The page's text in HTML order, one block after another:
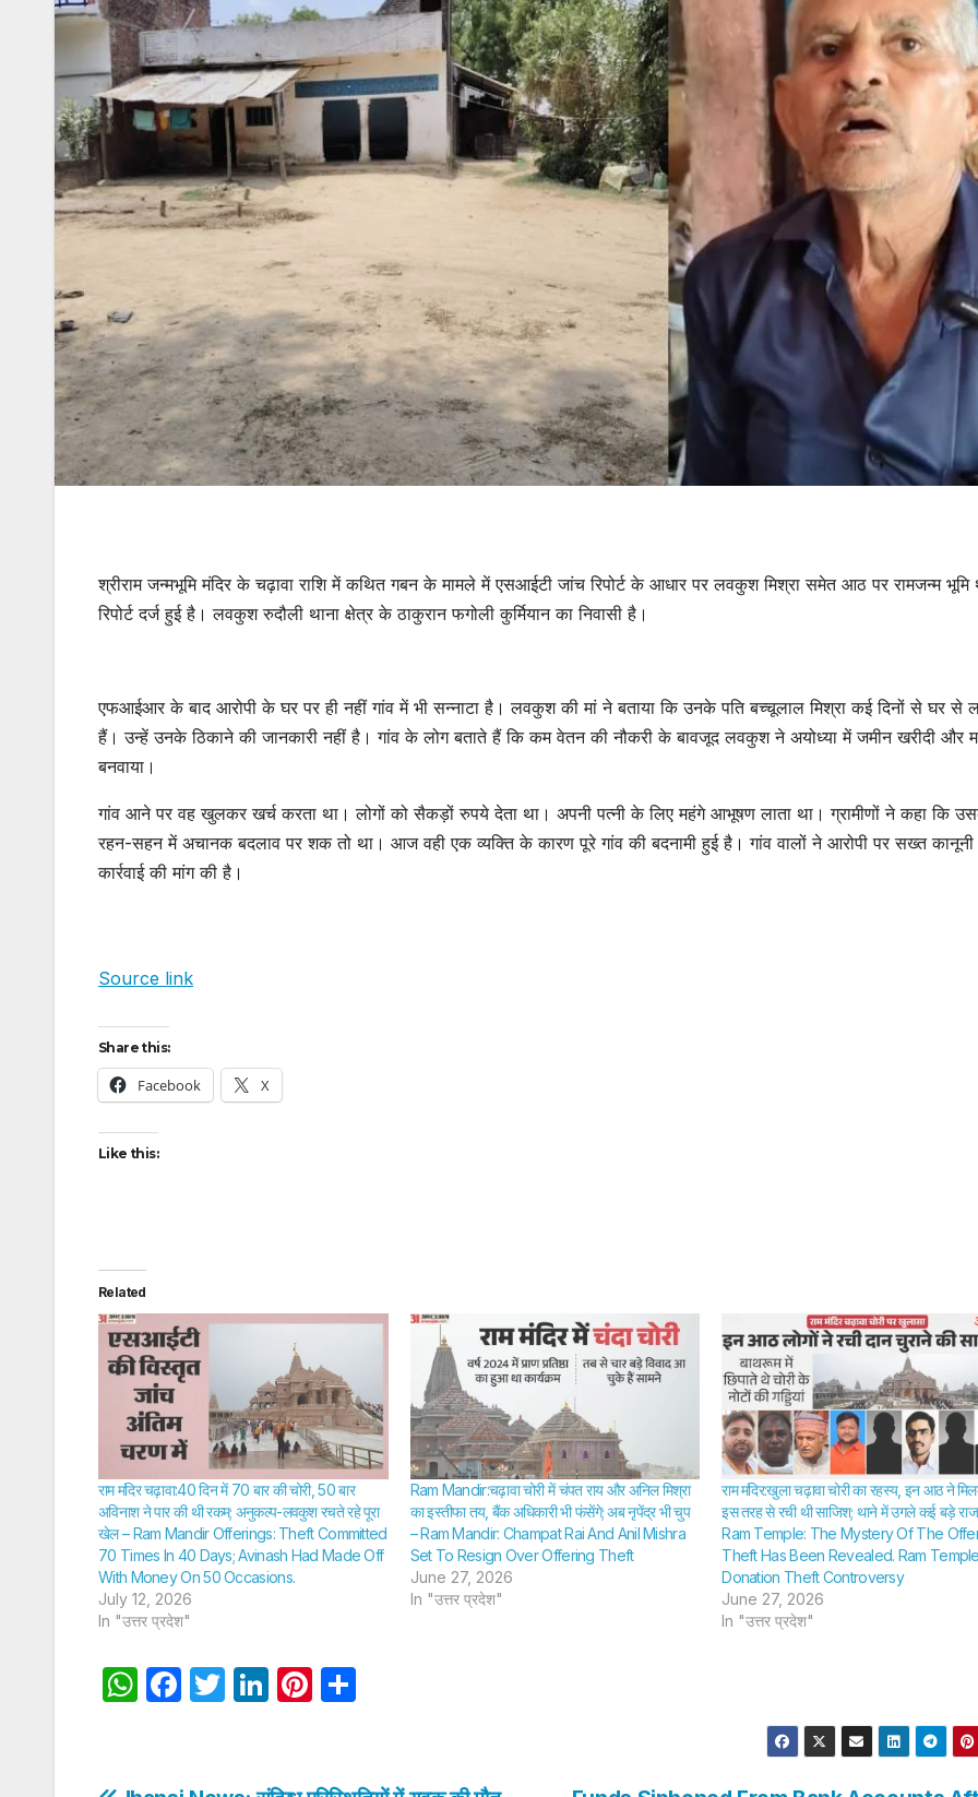
श्रीराम जन्मभूमि मंदिर के चढ़ावा राशि में कथित गबन के मामले में एसआईटी जांच रिपोर्ट के आधार पर लवकुश मिश्रा समेत आठ पर रामजन्म भूमि
रिपोर्ट दर्ज हुई है। लवकुश रुदौली थाना क्षेत्र के ठाकुरान फगोली कुर्मियान का निवासी है।
एफआईआर के बाद आरोपी के घर पर ही नहीं गांव में भी सन्नाटा है। लवकुश की मां ने बताया कि उनके पति बच्चूलाल मिश्रा कई दिनों से घर से
हैं। उन्हें उनके ठिकाने की जानकारी नहीं है। गांव के लोग बताते हैं कि कम वेतन की नौकरी के बावजूद लवकुश ने अयोध्या में जमीन खरीदी और
बनवाया।
गांव आने पर वह खुलकर खर्च करता था। लोगों को सैकड़ों रुपये देता था। अपनी पत्नी के लिए महंगे आभूषण लाता था। ग्रामीणों ने कहा कि
रहन-सहन में अचानक बदलाव पर शक तो था। आज वही एक व्यक्ति के कारण पूरे गांव की बदनामी हुई है। गांव वालों ने आरोपी पर सख्त कानूनी
कार्रवाई की मांग की है।
Source link
Share this:
Facebook X
Like this:
Related
राम मंदिर चढ़ावा:40 दिन में 70 बार की चोरी, 50 बार
अविनाश ने पार की थी रकम; अनुकल्प-लवकुश रचते रहे पूरा
खेल – Ram Mandir Offerings: Theft Committed
70 Times In 40 Days; Avinash Had Made Off
With Money On 50 Occasions.
July 12, 2026
In "उत्तर प्रदेश"
Ram Mandir:चढ़ावा चोरी में चंपत राय और अनिल मिश्रा
का इस्तीफा तय, बैंक अधिकारी भी फंसेंगे; अब नृपेंद्र भी चुप
– Ram Mandir: Champat Rai And Anil Mishra
Set To Resign Over Offering Theft
June 27, 2026
In "उत्तर प्रदेश"
राम मंदिर:खुला चढ़ावा चोरी का रहस्य, इन आठ ने
इस तरह से रची थी साजिश; थाने में उगले कई बड़े
Ram Temple: The Mystery Of The
Theft Has Been Revealed. Ram Temple
Donation Theft Controversy
June 27, 2026
In "उत्तर प्रदेश"
W F
T
Li Pi